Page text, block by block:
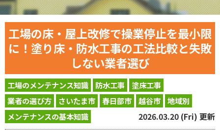
工場の床・屋上改修で操業停止を最小限
に！塗り床・防水工事の工法比較と失敗
しない業者選び
工場のメンテナンス知識 防水工事
塗床工事
業者の選び方
さいたま市 春日部市 越谷市
地域別
メンテナンスの基本知識
2026.03.20 (Fri) 更新